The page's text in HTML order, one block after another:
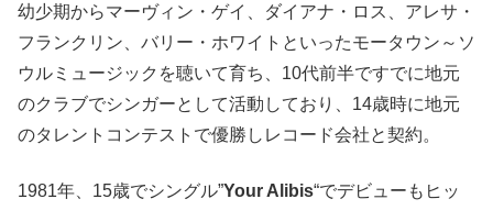
幼少期からマーヴィン・ゲイ、ダイアナ・ロス、アレサ・
フランクリン、バリー・ホワイトといったモータウン～ソ
ウルミュージックを聴いて育ち、10代前半ですでに地元
のクラブでシンガーとして活動しており、14歳時に地元
のタレントコンテストで優勝しレコード会社と契約。
1981年、15歳でシングル”Your Alibis“でデビューもヒッ